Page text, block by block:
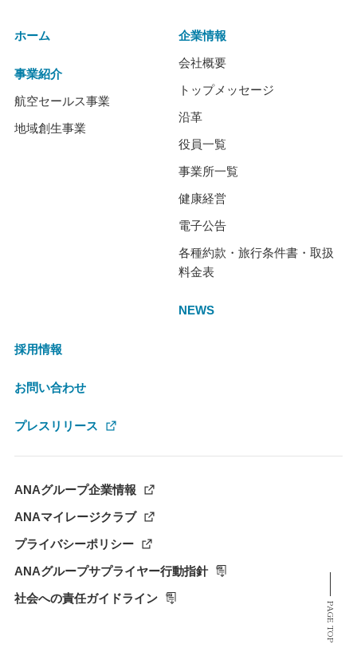
PAGE TOP
ホーム
事業紹介
航空セールス事業
地域創生事業
企業情報
会社概要
トップメッセージ
沿革
役員一覧
事業所一覧
健康経営
電子公告
各種約款・旅行条件書・取扱
料金表
NEWS
採用情報
お問い合わせ
プレスリリース
ANAグループ企業情報
ANAマイレージクラブ
プライバシーポリシー
ANAグループサプライヤー行動指針
社会への責任ガイドライン